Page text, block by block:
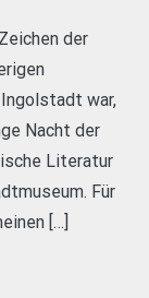
der
war,
Nacht der
Literatur
Für
[…]